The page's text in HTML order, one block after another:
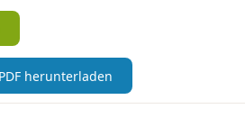
herunterladen